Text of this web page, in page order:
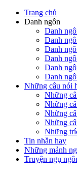
Trang chủ
Danh ngôn
Danh
Danh
Danh
Danh
Danh
Danh
Những câu nói
Những
Những
Những
Những
Những
Tin nhắn hay
Những mảnh
Truyện ngụ